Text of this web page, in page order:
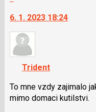
další
nový
názor.
navigaci
lze
použít
i
6. 1. 2023 18:24
Trident
To mne vzdy zajimalo
mimo domaci kutilstvi.